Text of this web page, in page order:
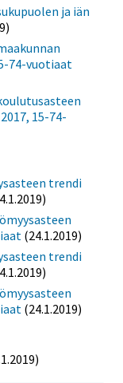
ja iän
74-vuotiaat
15-74-
trendi
(24.1.2019)
trendi
(24.1.2019)